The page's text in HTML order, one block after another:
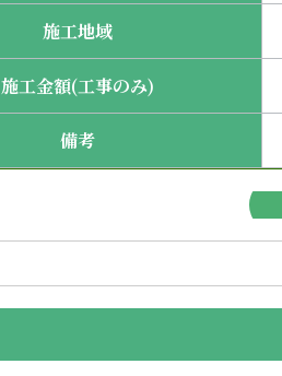
施工地域
施工金額(工事のみ)
備考